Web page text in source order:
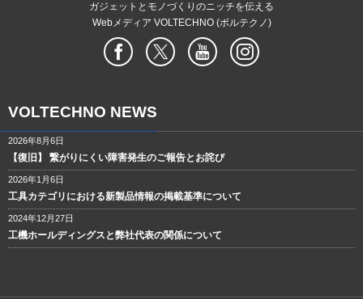
ガジェットとモノづくりのニッチを伝える
Webメディア VOLTECHNO (ボルテクノ)
VOLTECHNO NEWS
2026年8月6日
【復旧】 繋がりにくい障害発生のご報告とお詫び
2026年1月6日
工具カテゴリにおける新製品情報の掲載基準について
2024年12月27日
工機ホールディングスと弊社代表の関係について